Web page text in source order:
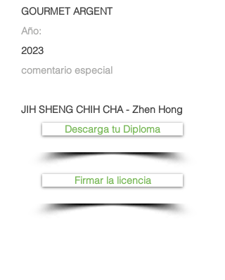
GOURMET ARGENT
Año:
2023
comentario especial
JIH SHENG CHIH CHA - Zhen Hong
Descarga tu Diploma
Firmar la licencia